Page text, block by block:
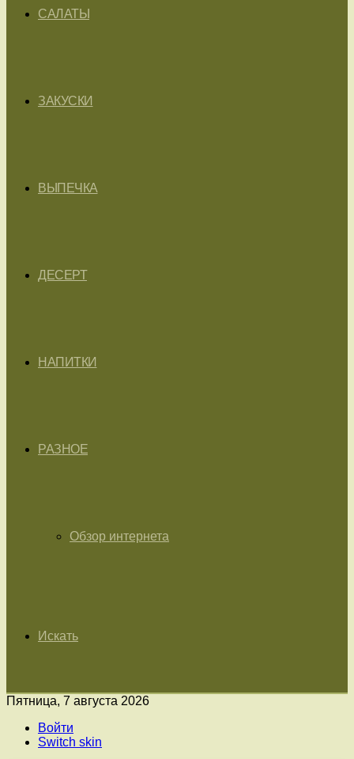
САЛАТЫ
ЗАКУСКИ
ВЫПЕЧКА
ДЕСЕРТ
НАПИТКИ
РАЗНОЕ
Обзор интернета
Искать
Пятница, 7 августа 2026
Войти
Switch skin